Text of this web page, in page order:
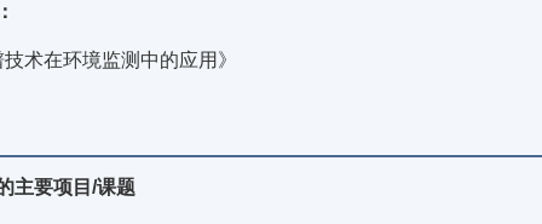
术在环境监测中的应用》
主要项目/课题